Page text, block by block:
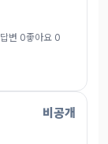
답변 0좋아요 0
비공개